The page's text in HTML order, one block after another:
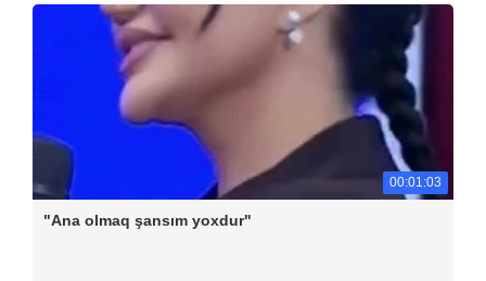
00:01:03
"Ana olmaq şansım yoxdur"